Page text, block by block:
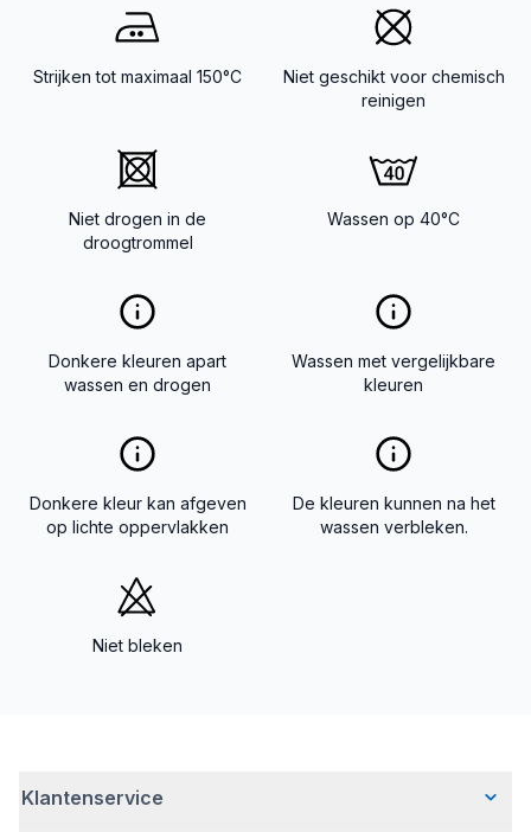
Strijken tot maximaal 150°C
Niet geschikt voor chemisch
reinigen
Niet drogen in de
droogtrommel
Wassen op 40°C
Donkere kleuren apart
wassen en drogen
Wassen met vergelijkbare
kleuren
Donkere kleur kan afgeven
op lichte oppervlakken
De kleuren kunnen na het
wassen verbleken.
Niet bleken
Klantenservice